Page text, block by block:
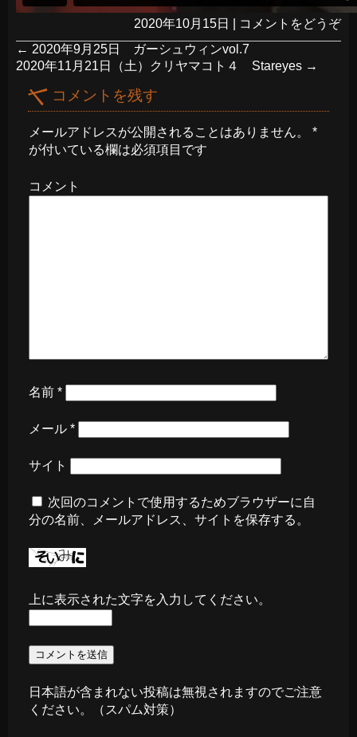
2020年10月15日
コメントをどうぞ
← 2020年9月25日 ガーシュウィンvol.7
2020年11月21日（土）クリヤマコト４ Stareyes →
コメントを残す
メールアドレスが公開されることはありません。
*
が付いている欄は必須項目です
コメント
名前 *
メール *
サイト
次回のコメントで使用するためブラウザーに自
分の名前、メールアドレス、サイトを保存する。
上に表示された文字を入力してください。
日本語が含まれない投稿は無視されますのでご注意
ください。（スパム対策）